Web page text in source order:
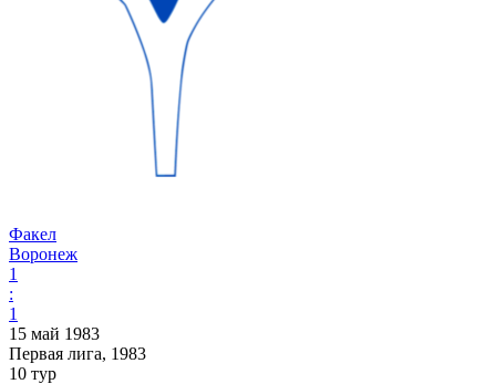
Факел
Воронеж
1
:
1
15 май 1983
Первая лига, 1983
10 тур